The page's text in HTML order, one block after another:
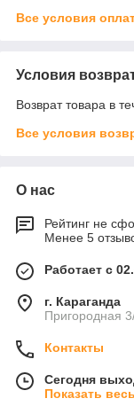
Все условия
Условия
Возврат товара в
Все условия
О нас
Рейтинг не
Менее 5
Работает с
г. Караганда
Пригородная
Контакты
Сегодня
Показать